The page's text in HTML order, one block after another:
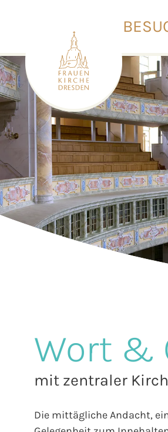
Wort &
mit zentraler
Die mittägliche Andacht,